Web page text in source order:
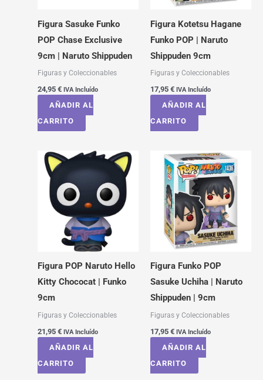
Figura Sasuke Funko
POP Chase Exclusive
9cm | Naruto Shippuden
Figuras y Coleccionables
24,95 € IVA Incluído
AÑADIR AL
CARRITO
Figura Kotetsu Hagane
Funko POP | Naruto
Shippuden 9cm
Figuras y Coleccionables
17,95 € IVA Incluído
AÑADIR AL
CARRITO
Figura POP Naruto Hello
Kitty Chococat | Funko
9cm
Figuras y Coleccionables
21,95 € IVA Incluído
AÑADIR AL
CARRITO
Figura Funko POP
Sasuke Uchiha | Naruto
Shippuden | 9cm
Figuras y Coleccionables
17,95 € IVA Incluído
AÑADIR AL
CARRITO